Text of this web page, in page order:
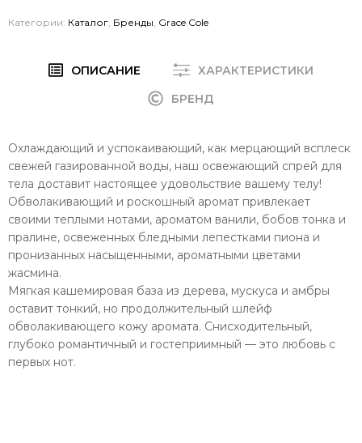
Категории: Каталог Бренды Grace Cole
ОПИСАНИЕ
ХАРАКТЕРИСТИКИ
БРЕНД
Охлаждающий и успокаивающий, как мерцающий всплеск
свежей газированной воды, наш освежающий спрей для
тела доставит настоящее удовольствие вашему телу!
Обволакивающий и роскошный аромат привлекает
своими теплыми нотами, ароматом ванили, бобов тонка и
пралине, освеженных бледными лепестками пиона и
пронизанных насыщенными, ароматными цветами
жасмина.
Мягкая кашемировая база из дерева, мускуса и амбры
оставит тонкий, но продолжительный шлейф
обволакивающего кожу аромата. Снисходительный,
глубоко романтичный и гостеприимный — это любовь с
первых нот.